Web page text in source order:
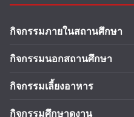
กิจกรรมภายในสถานศึกษา
กิจกรรมนอกสถานศึกษา
กิจกรรมเลี้ยงอาหาร
กิจกรรมศึกษาดูงาน